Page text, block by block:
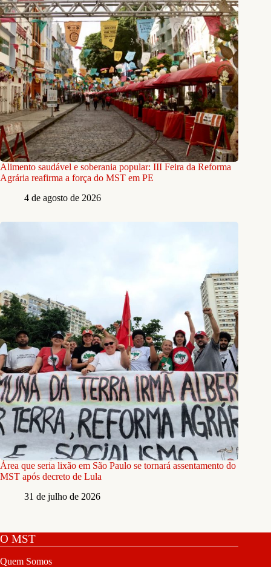
Alimento saudável e soberania popular: III Feira da Reforma
Agrária reafirma a força do MST em PE
4 de agosto de 2026
Área que seria lixão em São Paulo se tornará assentamento do
MST após decreto de Lula
31 de julho de 2026
O MST
Quem Somos